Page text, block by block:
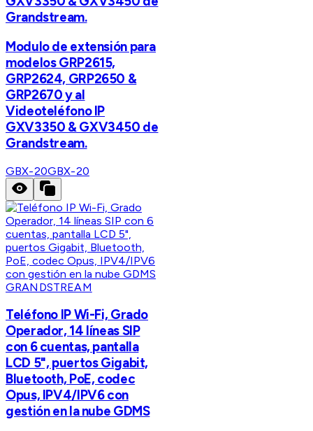
Grandstream.
Modulo de extensión para
modelos GRP2615,
GRP2624, GRP2650 &
GRP2670 y al
Videoteléfono IP
GXV3350 & GXV3450 de
Grandstream.
GBX-20GBX-20
GRANDSTREAM
Teléfono IP Wi-Fi, Grado
Operador, 14 líneas SIP
con 6 cuentas, pantalla
LCD 5", puertos Gigabit,
Bluetooth, PoE, codec
Opus, IPV4/IPV6 con
gestión en la nube GDMS